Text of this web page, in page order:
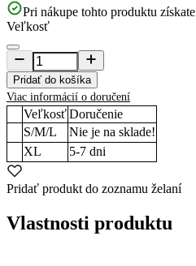
Pri nákupe tohto produktu získate
Veľkosť
Pridať do košíka
Viac informácií o doručení
VeľkosťDoručenie
S/M/L
Nie je na sklade!
XL
5-7 dni
Pridať produkt do zoznamu želaní
Vlastnosti produktu